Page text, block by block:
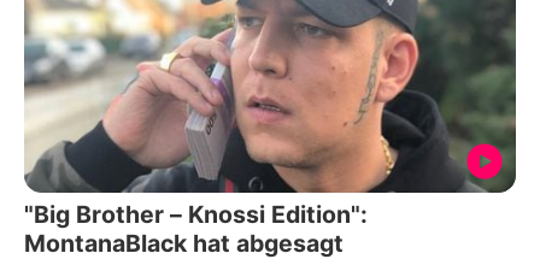
"Big Brother – Knossi Edition":
MontanaBlack hat abgesagt